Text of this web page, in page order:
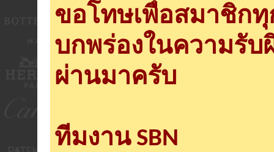
ขอโทษเพื่อสมาชิก
บกพร่องในความรั
ผ่านมาครับ
ทีมงาน SBN